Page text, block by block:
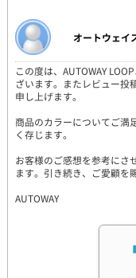
オートウェイ
この度は、AUTOWAY
ざいます。またレビュー投
申し上げます。
商品のカラーについてご満
く存じます。
お客様のご感想を参考にさ
ます。引き続き、ご愛顧を
AUTOWAY